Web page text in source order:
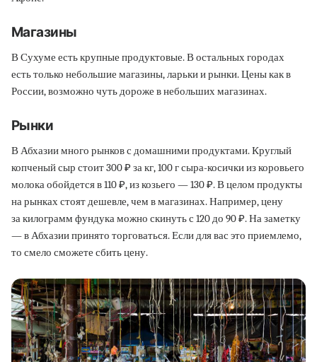
Магазины
В Сухуме есть крупные продуктовые. В остальных городах
есть только небольшие магазины, ларьки и рынки. Цены как в
России, возможно чуть дороже в небольших магазинах.
Рынки
В Абхазии много рынков с домашними продуктами. Круглый
копченый сыр стоит 300 ₽ за кг, 100 г сыра-косички из коровьего
молока обойдется в 110 ₽, из козьего — 130 ₽. В целом продукты
на рынках стоят дешевле, чем в магазинах. Например, цену
за килограмм фундука можно скинуть с 120 до 90 ₽. На заметку
— в Абхазии принято торговаться. Если для вас это приемлемо,
то смело сможете сбить цену.